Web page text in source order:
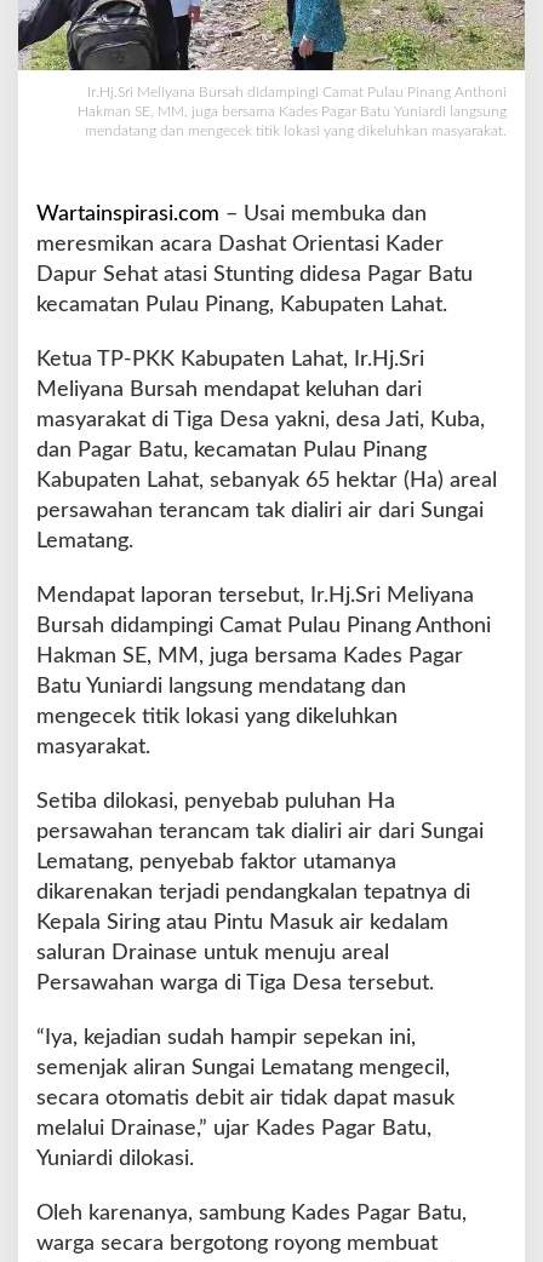
P
u
u
h
a
a
w
d
i
D
e
s
a
n
c
a
m
T
a
a
l
i
A
i
S
u
g
a
i
a
Ir.Hj.Sri Meliyana Bursah didampingi Camat Pulau Pinang Anthoni
Hakman SE, MM, juga bersama Kades Pagar Batu Yuniardi langsung
mendatang dan mengecek titik lokasi yang dikeluhkan masyarakat.
Wartainspirasi.com – Usai membuka dan
meresmikan acara Dashat Orientasi Kader
Dapur Sehat atasi Stunting didesa Pagar Batu
kecamatan Pulau Pinang, Kabupaten Lahat.
Ketua TP-PKK Kabupaten Lahat, Ir.Hj.Sri
Meliyana Bursah mendapat keluhan dari
masyarakat di Tiga Desa yakni, desa Jati, Kuba,
dan Pagar Batu, kecamatan Pulau Pinang
Kabupaten Lahat, sebanyak 65 hektar (Ha) areal
persawahan terancam tak dialiri air dari Sungai
Lematang.
Mendapat laporan tersebut, Ir.Hj.Sri Meliyana
Bursah didampingi Camat Pulau Pinang Anthoni
Hakman SE, MM, juga bersama Kades Pagar
Batu Yuniardi langsung mendatang dan
mengecek titik lokasi yang dikeluhkan
masyarakat.
Setiba dilokasi, penyebab puluhan Ha
persawahan terancam tak dialiri air dari Sungai
Lematang, penyebab faktor utamanya
dikarenakan terjadi pendangkalan tepatnya di
Kepala Siring atau Pintu Masuk air kedalam
saluran Drainase untuk menuju areal
Persawahan warga di Tiga Desa tersebut.
“Iya, kejadian sudah hampir sepekan ini,
semenjak aliran Sungai Lematang mengecil,
secara otomatis debit air tidak dapat masuk
melalui Drainase,” ujar Kades Pagar Batu,
Yuniardi dilokasi.
Oleh karenanya, sambung Kades Pagar Batu,
warga secara bergotong royong membuat